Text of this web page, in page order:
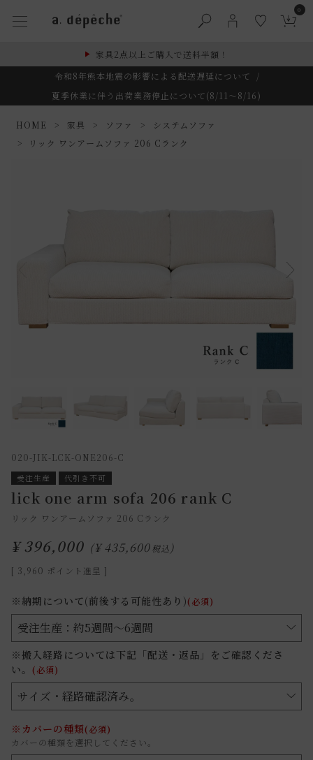
0
家具2点以上ご購入で送料半額！
令和8年熊本地震の影響による配送遅延について
/
夏季休業に伴う出荷業務停止について(8/11～8/16)
HOME 家具 ソファ
システムソファ
リック ワンアームソファ 206 Cランク
020-JIK-LCK-ONE206-C
受注生産 代引き不可
lick one arm sofa 206 rank C
リック ワンアームソファ 206 Cランク
¥ 396,000 ¥ 435,600税込
[ 3,960 ポイント進呈 ]
※納期について(前後する可能性あり)(必須)
※搬入経路については下記「配送・返品」をご確認くださ
い。
(必須)
※カバーの種類(必須)
カバーの種類を選択してください。